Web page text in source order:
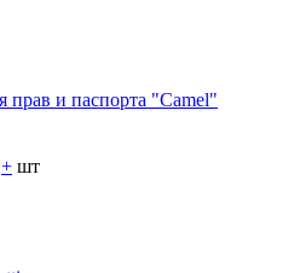
прав и паспорта "Сamel"
+ шт